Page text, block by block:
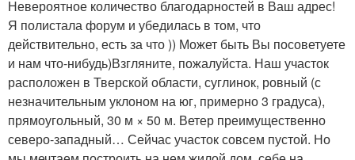
Невероятное количество благодарностей в Ваш адрес!
Я полистала форум и убедилась в том, что
действительно, есть за что )) Может быть Вы посоветуете
и нам что-нибудь)Взгляните, пожалуйста. Наш участок
расположен в Тверской области, суглинок, ровный (с
незначительным уклоном на юг, примерно 3 градуса),
прямоугольный, 30 м × 50 м. Ветер преимущественно
северо-западный… Сейчас участок совсем пустой. Но